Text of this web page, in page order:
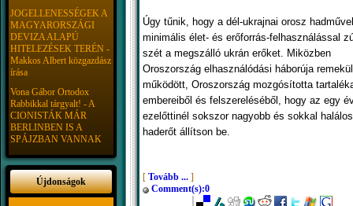
JOGELLENESSÉGEK A
MAGYARORSZÁGI
DEVIZA ALAPÚ
HITELEZÉSEK TERÉN -
Makkos Albert közgazdász
írása
Vona Gábor Ortodox
Rabbikkal tárgyalt! - A
CIONISTÁK MÁR
BERLINBEN IS A
SPÁJZBAN VANNAK
Újdonságok
Úgy tűnik, hogy a dél-ukrajnai orosz
minimális élet- és erőforrás-felhasználással
szét a megszálló ukrán erőket. Miközben
Oroszország elhasználódási háborúja remekül
működött, Oroszország mozgósította
embereiből és felszereléséből, hogy az egy
ezelőttinél sokszor nagyobb és sokkal
haderőt állítson be.
[ Tovább ...]
Comment(s):0